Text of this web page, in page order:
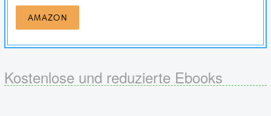
AMAZON
Kostenlose und reduzierte Ebooks